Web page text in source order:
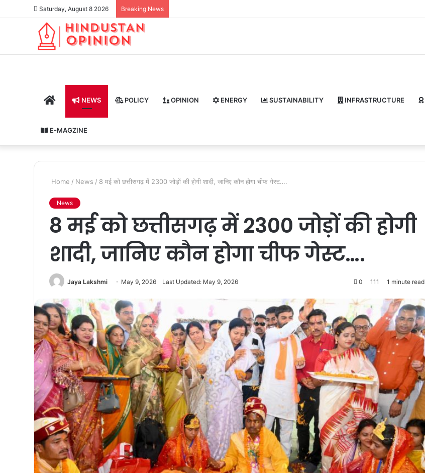
Saturday, August 8 2026 Breaking News
HOME NEWS POLICY OPINION ENERGY SUSTAINABILITY INFRASTRUCTURE
E-MAGZINE
Home / News / 8 मई को छत्तीसगढ़ में 2300 जोड़ों की होगी शादी, जानिए कौन होगा चीफ गेस्ट….
News
8 मई को छत्तीसगढ़ में 2300 जोड़ों की होगी
शादी, जानिए कौन होगा चीफ गेस्ट….
Jaya Lakshmi May 9, 2026 Last Updated: May 9, 2026 0 111 1 minute read